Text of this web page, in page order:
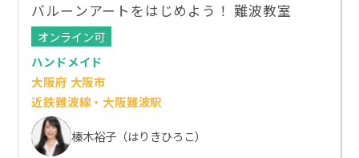
バルーンアートをはじめよう！ 難波教室
オンライン可
ハンドメイド
大阪府 大阪市
近鉄難波線・大阪難波駅
榛木裕子（はりきひろこ）